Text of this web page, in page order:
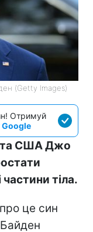
(Getty Images)
Отримуй
Google
США Джо
тіла.
це син